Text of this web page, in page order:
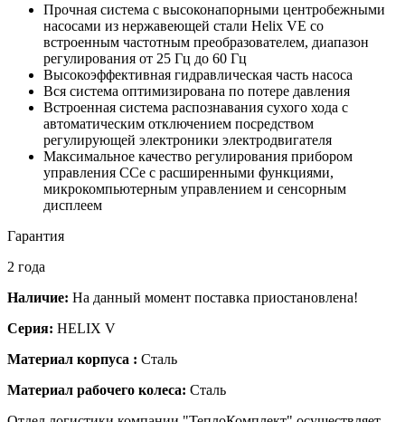
Прочная система с высоконапорными центробежными
насосами из нержавеющей стали Helix VE со
встроенным частотным преобразователем, диапазон
регулирования от 25 Гц до 60 Гц
Высокоэффективная гидравлическая часть насоса
Вся система оптимизирована по потере давления
Встроенная система распознавания сухого хода с
автоматическим отключением посредством
регулирующей электроники электродвигателя
Максимальное качество регулирования прибором
управления CCe с расширенными функциями,
микрокомпьютерным управлением и сенсорным
дисплеем
Гарантия
2 года
Наличие: На данный момент поставка приостановлена!
Серия: HELIX V
Материал корпуса : Сталь
Материал рабочего колеса: Сталь